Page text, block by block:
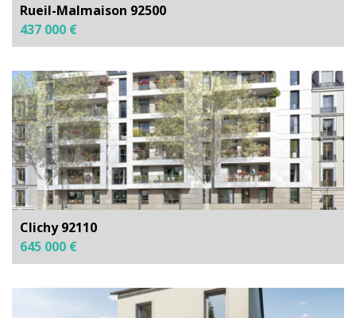
Rueil-Malmaison 92500
437 000 €
Clichy 92110
645 000 €